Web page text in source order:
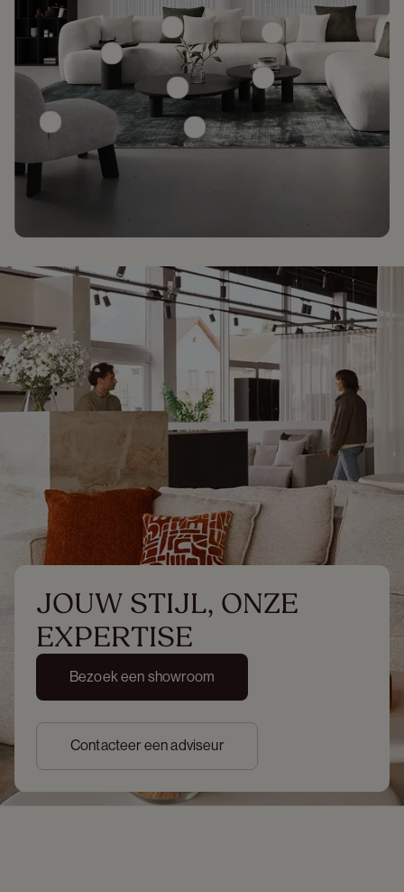
JOUW STIJL, ONZE
EXPERTISE
Bezoek een showroom
Contacteer een adviseur